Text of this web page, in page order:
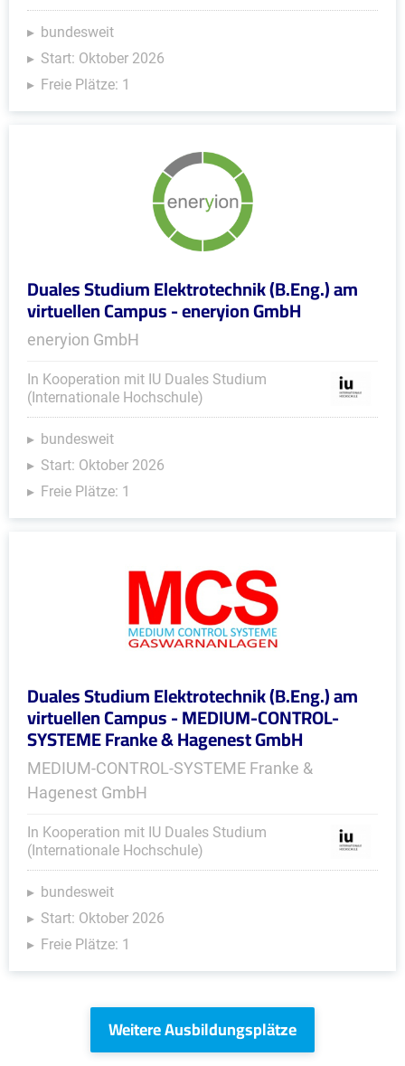
bundesweit
Start: Oktober 2026
Freie Plätze: 1
Duales Studium Elektrotechnik (B.Eng.) am
virtuellen Campus - eneryion GmbH
eneryion GmbH
In Kooperation mit IU Duales Studium
(Internationale Hochschule)
bundesweit
Start: Oktober 2026
Freie Plätze: 1
Duales Studium Elektrotechnik (B.Eng.) am
virtuellen Campus - MEDIUM-CONTROL-
SYSTEME Franke & Hagenest GmbH
MEDIUM-CONTROL-SYSTEME Franke &
Hagenest GmbH
In Kooperation mit IU Duales Studium
(Internationale Hochschule)
bundesweit
Start: Oktober 2026
Freie Plätze: 1
Weitere Ausbildungsplätze